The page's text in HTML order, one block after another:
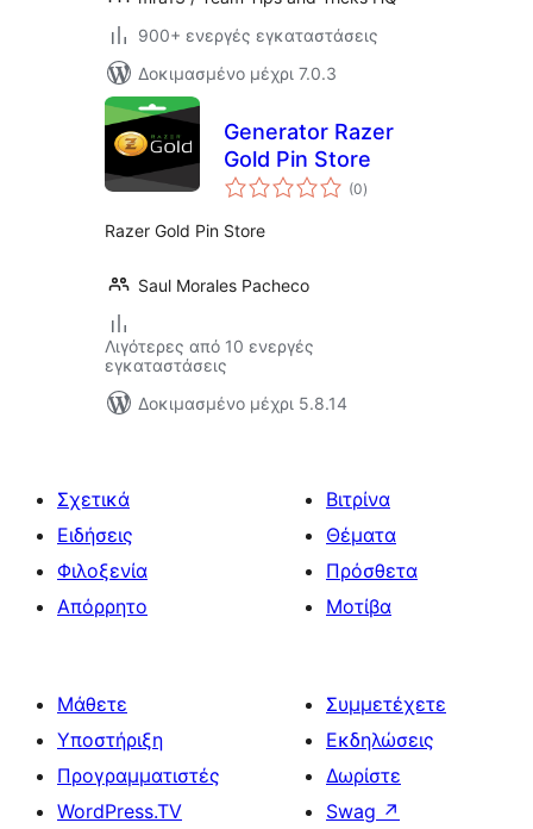
900+ ενεργές εγκαταστάσεις
Δοκιμασμένο μέχρι 7.0.3
Generator Razer
Gold Pin Store
(0αξιολογήσεις
σύνολο
)
Razer Gold Pin Store
Saul Morales Pacheco
Λιγότερες από 10 ενεργές
εγκαταστάσεις
Δοκιμασμένο μέχρι 5.8.14
Σχετικά
Ειδήσεις
Φιλοξενία
Απόρρητο
Βιτρίνα
Θέματα
Πρόσθετα
Μοτίβα
Μάθετε
Υποστήριξη
Προγραμματιστές
WordPress.TV
Συμμετέχετε
Εκδηλώσεις
Δωρίστε
Swag ↗